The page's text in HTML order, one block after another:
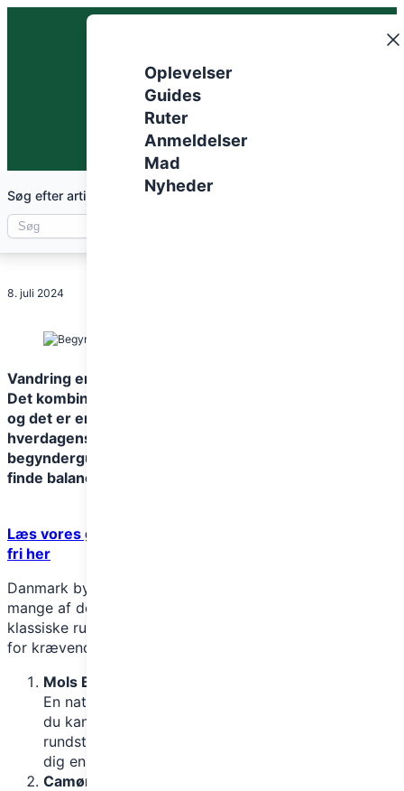
Oplevelser
Guides
Ruter
Anmeldelser
Mad
Nyheder
Søg efter artikler
Begynderguide til
vandring i Danmark
8. juli 2024
Vandring er en fantastisk måde at tilbringe sin fritid på.
Det kombinerer fysisk aktivitet med naturoplevelser,
og det er en oplagt mulighed for at koble af fra
hverdagens stress og jag. Denne artikel vil give dig en
begynderguide til vandring i Danmark, med fokus på at
finde balance i dit fritidsliv gennem vandring.
Læs vores guide til shelters og med overnatning i det
fri her
Danmark byder på et væld af smukke vandreruter, og
mange af dem er perfekte for begyndere. Her er nogle
klassiske ruter, der er både let tilgængelige og ikke alt
for krævende:
Mols Bjerge-stien (Jylland)
En naturskøn rute i Mols Bjerge Nationalpark, hvor
du kan vælge mellem kortere ture eller den fulde
rundstrækning på 20 km. Stien er kuperet og giver
dig en god forsmag på dansk natur.
Camønoen (Sjælland og Møn)